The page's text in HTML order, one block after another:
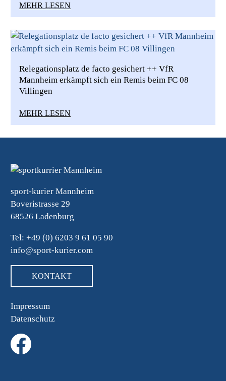
MEHR LESEN
Relegationsplatz de facto gesichert ++ VfR
Mannheim erkämpft sich ein Remis beim FC 08
Villingen
MEHR LESEN
sport-kurier Mannheim
Boveristrasse 29
68526 Ladenburg
Tel: +49 (0) 6203 9 61 05 90
info@sport-kurier.com
KONTAKT
Impressum
Datenschutz